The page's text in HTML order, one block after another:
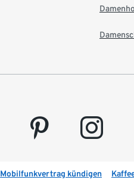
pinterest instagram
Mobilfunkvertrag kündigen